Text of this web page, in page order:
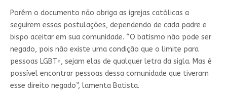
Porém o documento não obriga as igrejas católicas a
seguirem essas postulações, dependendo de cada padre e
bispo aceitar em sua comunidade. “O batismo não pode ser
negado, pois não existe uma condição que o limite para
pessoas LGBT+, sejam elas de qualquer letra da sigla. Mas é
possível encontrar pessoas dessa comunidade que tiveram
esse direito negado”, lamenta Batista.